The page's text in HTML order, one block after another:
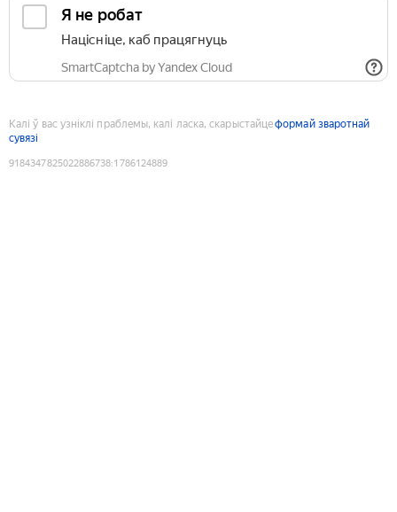
Я не робат
Націсніце, каб працягнуць
SmartCaptcha by Yandex Cloud
Калі ў вас узніклі праблемы, калі ласка, скарыстайцеформай зваротнай
сувязі
9184347825022886738:1786124889